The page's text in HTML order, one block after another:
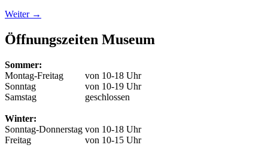
Weiter →
Öffnungszeiten Museum
Sommer:
Montag-Freitag
von 10-18 Uhr
Sonntag
von 10-19 Uhr
Samstag
geschlossen
Winter:
Sonntag-Donnerstag von 10-18 Uhr
Freitag
von 10-15 Uhr